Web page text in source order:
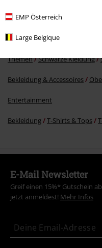
EMP Österreich
Large Belgique
Mehr Kategorien. Mehr
Männer Bekleidung T-
Themen Schwarze Kleidung
Bekleidung & Accessoires
Entertainment
Bekleidung T-Shirts & Tops
E-Mail Newsletter
Greif einen 15%* Gutschein
jetzt anmeldest! Mehr Infos